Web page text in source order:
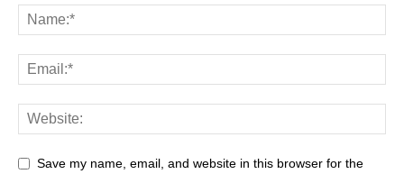
Save my name, email, and website in this browser for the